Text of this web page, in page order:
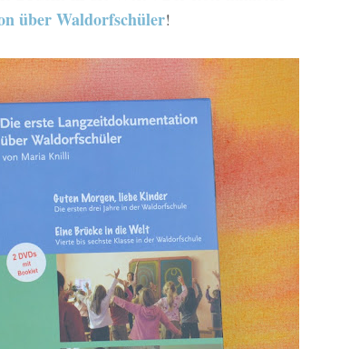
über Waldorfschüler!